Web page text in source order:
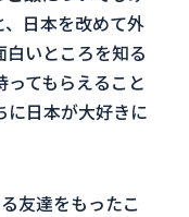
日本を改めて外
いところを知る
てもらえること
に日本が大好きに
友達をもったこ